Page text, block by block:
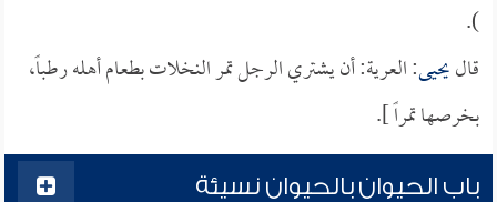
).
قاليحيى: العرية: أن يشتري الرجل تمر النخلات بطعام أهله رطباً،
بخرصها تمراً ].
باب الحيوان بالحيوان نسيئة